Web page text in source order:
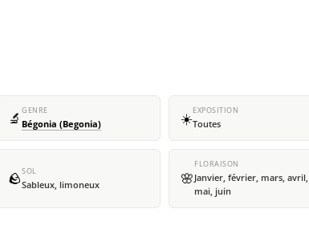
🔬 GENRE
Bégonia (Begonia) ☀️EXPOSITION
Toutes
🪨SOL
Sableux, limoneux 🌸
FLORAISON
Janvier, février, mars, avril,
mai, juin